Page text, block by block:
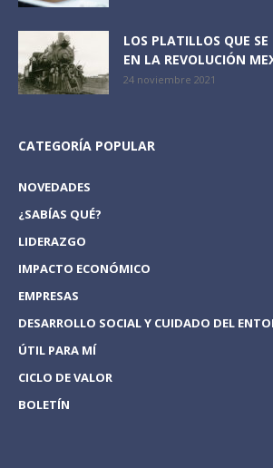
LOS PLATILLOS QUE
EN LA REVOLUCIÓN
24 noviembre 2021
CATEGORÍA POPULAR
NOVEDADES
¿SABÍAS QUÉ?
LIDERAZGO
IMPACTO ECONÓMICO
EMPRESAS
DESARROLLO SOCIAL Y CUIDADO DEL
ÚTIL PARA MÍ
CICLO DE VALOR
BOLETÍN